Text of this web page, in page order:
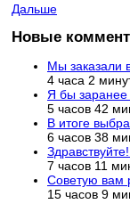
Дальше
Новые
Мы заказали
4 часа 2
Я бы заранее
5 часов 42
В итоге
6 часов 38
7 часов 11
Советую вам
15 часов 9